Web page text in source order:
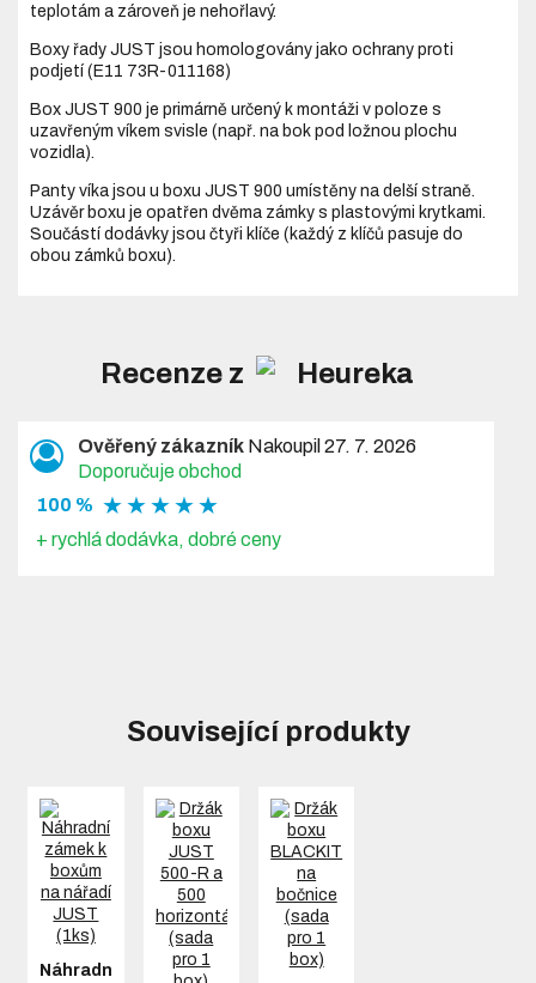
teplotám a zároveň je nehořlavý.
Boxy řady JUST jsou homologovány jako ochrany proti
podjetí (E11 73R-011168)
Box JUST 900 je primárně určený k montáži v poloze s
uzavřeným víkem svisle (např. na bok pod ložnou plochu
vozidla).
Panty víka jsou u boxu JUST 900 umístěny na delší straně.
Uzávěr boxu je opatřen dvěma zámky s plastovými krytkami.
Součástí dodávky jsou čtyři klíče (každý z klíčů pasuje do
obou zámků boxu).
Recenze z
Ověřený zákazník Nakoupil 27. 7. 2026
Doporučuje obchod
100 % ★ ★ ★ ★ ★
+ rychlá dodávka, dobré ceny
Související produkty
Náhradní